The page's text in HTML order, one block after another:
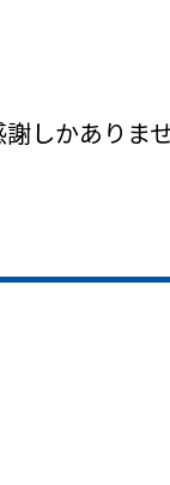
しかありま